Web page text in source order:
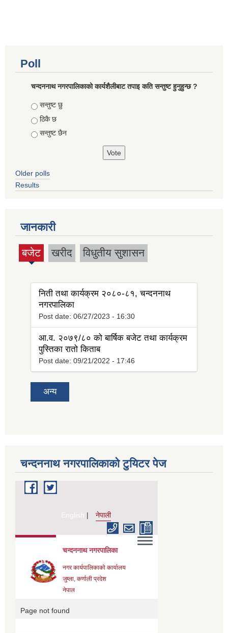
Poll
चन्दननाथ नगरपालिकाको कार्यशैलीबाट तपाइ कति सन्तुष्ट हुनुहुन्छ ?
Choices
सन्तुष्ट छु
ठिकै छ
सन्तुष्ट छैन
Older polls
Results
जानकारी
बजेट
(active
खरीद विधुतीय सुशासन
निती तथा कार्यक्रम २०८०-८१, चन्दननाथ
नगरपालिका
Post date: 06/27/2023 - 16:30
आ.व. २०७९/८० को बार्षिक बजेट तथा कार्यक्रम
पुस्तिका रातो किताब
Post date: 09/21/2022 - 17:46
अन्य
चन्दननाथ नगरपालिकाको टुयिटर पेज